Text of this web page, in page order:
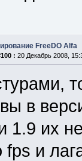
FreeDO Alfa
: 20 Декабрь 2008,
в
1.9 их
fps и